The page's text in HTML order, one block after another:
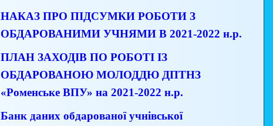
НАКАЗ ПРО ПІДСУМКИ РОБОТИ З
ОБДАРОВАНИМИ УЧНЯМИ В 2021-2022 н.р.
ПЛАН ЗАХОДІВ ПО РОБОТІ ІЗ
ОБДАРОВАНОЮ МОЛОДДЮ ДПТНЗ
«Роменське ВПУ» на 2021-2022 н.р.
Банк даних обдарованої учнівської